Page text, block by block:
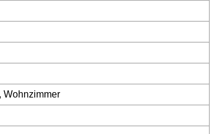
Wohnzimmer